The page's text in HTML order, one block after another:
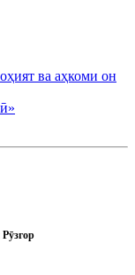
ва аҳкоми он